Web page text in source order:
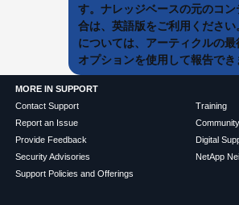
す。ナレッジベースの元のコ
合は、英語版をご利用くださ
については、アーティクルの
オプションを使用して報告でき
MORE IN SUPPORT
Contact Support
Report an Issue
Provide Feedback
Security Advisories
Support Policies and Offerings
Training
Community
Digital
NetApp